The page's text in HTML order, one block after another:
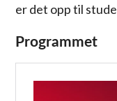
er det opp til
Programmet